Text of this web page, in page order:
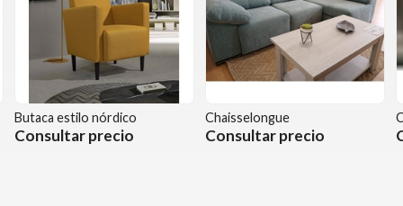
Butaca estilo nórdico
Consultar precio
Chaisselongue
Consultar precio